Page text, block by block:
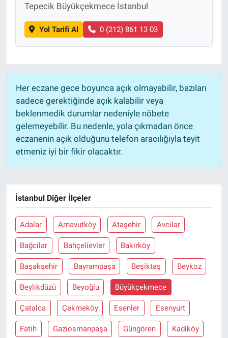
Tepecik Büyükçekmece İstanbul
Yol Tarifi Al 0 (212) 861 13 03
Her eczane gece boyunca açık olmayabilir, bazıları
sadece gerektiğinde açık kalabilir veya
beklenmedik durumlar nedeniyle nöbete
gelemeyebilir. Bu nedenle, yola çıkmadan önce
eczanenin açık olduğunu telefon aracılığıyla teyit
etmeniz iyi bir fikir olacaktır.
İstanbul Diğer İlçeler
Adalar Arnavutköy Ataşehir Avcilar
Bağcilar Bahçelievler Bakirköy
Başakşehir Bayrampaşa Beşiktaş Beykoz
Beylikdüzü Beyoğlu Büyükçekmece
Çatalca Çekmeköy Esenler Esenyurt
Fatih Gaziosmanpaşa Güngören Kadiköy